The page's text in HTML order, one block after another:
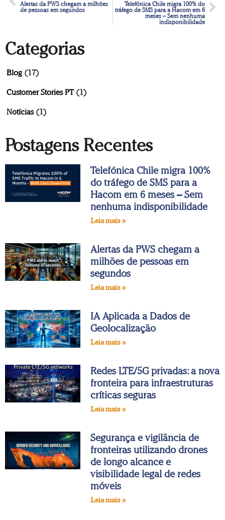
Alertas da PWS chegam a milhões
de pessoas em segundos
Telefónica Chile migra 100% do
tráfego de SMS para a Hacom em 6
meses – Sem nenhuma
indisponibilidade
Categorias
Blog (17)
Customer Stories PT(1)
Notícias(1)
Postagens Recentes
Telefónica Chile migra 100%
do tráfego de SMS para a
Hacom em 6 meses – Sem
nenhuma indisponibilidade
Leia mais »
Alertas da PWS chegam a
milhões de pessoas em
segundos
Leia mais »
IA Aplicada a Dados de
Geolocalização
Leia mais »
Redes LTE/5G privadas: a nova
fronteira para infraestruturas
críticas seguras
Leia mais »
Segurança e vigilância de
fronteiras utilizando drones
de longo alcance e
visibilidade legal de redes
móveis
Leia mais »